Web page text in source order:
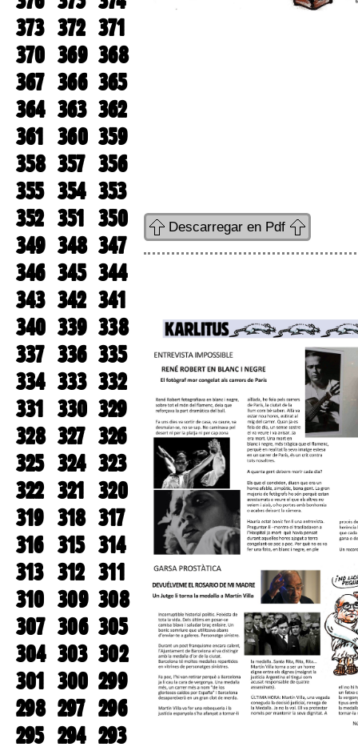
373 372 371
370 369 368
367 366 365
364 363 362
361 360 359
358 357 356
355 354 353
352 351 350
349 348 347
346 345 344
343 342 341
340 339 338
337 336 335
334 333 332
331 330 329
328 327 326
325 324 323
322 321 320
319 318 317
316 315 314
313 312 311
310 309 308
307 306 305
304 303 302
301 300 299
298 297 296
295 294 293
Descarregar en Pdf